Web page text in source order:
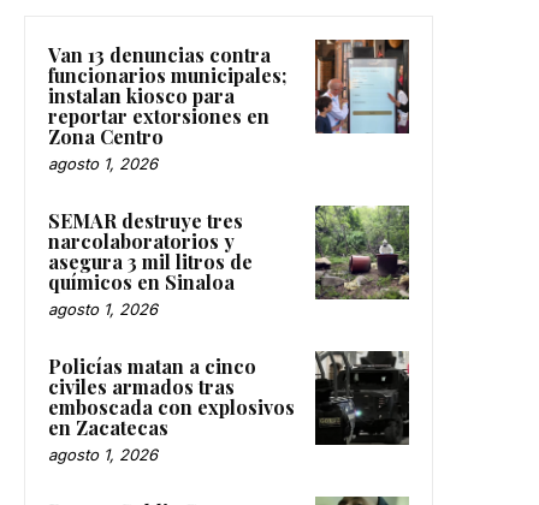
Van 13 denuncias contra
funcionarios municipales;
instalan kiosco para
reportar extorsiones en
Zona Centro
agosto 1, 2026
SEMAR destruye tres
narcolaboratorios y
asegura 3 mil litros de
químicos en Sinaloa
agosto 1, 2026
Policías matan a cinco
civiles armados tras
emboscada con explosivos
en Zacatecas
agosto 1, 2026